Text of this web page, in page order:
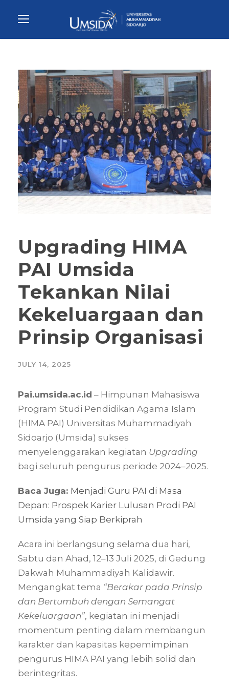
Upgrading HIMA
PAI Umsida
Tekankan Nilai
Kekeluargaan dan
Prinsip Organisasi
JULY 14, 2025
Pai.umsida.ac.id – Himpunan Mahasiswa
Program Studi Pendidikan Agama Islam
(HIMA PAI) Universitas Muhammadiyah
Sidoarjo (Umsida) sukses
menyelenggarakan kegiatan Upgrading
bagi seluruh pengurus periode 2024–2025.
Baca Juga: Menjadi Guru PAI di Masa
Depan: Prospek Karier Lulusan Prodi PAI
Umsida yang Siap Berkiprah
Acara ini berlangsung selama dua hari,
Sabtu dan Ahad, 12–13 Juli 2025, di Gedung
Dakwah Muhammadiyah Kalidawir.
Mengangkat tema “Berakar pada Prinsip
dan Bertumbuh dengan Semangat
Kekeluargaan”, kegiatan ini menjadi
momentum penting dalam membangun
karakter dan kapasitas kepemimpinan
pengurus HIMA PAI yang lebih solid dan
berintegritas.